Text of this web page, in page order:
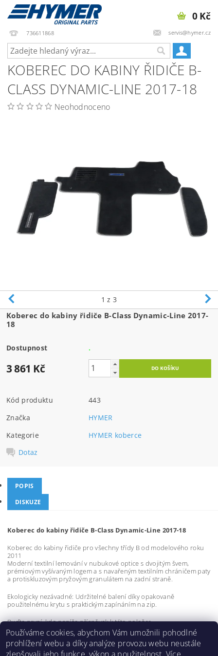
736611868 servis@hymer.cz
0 Kč
KOBEREC DO KABINY ŘIDIČE B-
CLASS DYNAMIC-LINE 2017-18
Neohodnoceno
1 z 3
Koberec do kabiny řidiče B-Class Dynamic-Line 2017-
18
Dostupnost .
3 861 Kč
Kód produktu
443
Značka
HYMER
Kategorie
HYMER koberce
Dotaz
POPIS
DISKUZE
Koberec do kabiny řidiče B-Class Dynamic-Line 2017-18
Koberec do kabiny řidiče pro všechny třídy B od modelového roku
2011
Moderní textilní lemování v nubukové optice s dvojitým švem,
prémiovým vyšívaným logem a s navařeným textilním chráničem paty
a protiskluzovým pryžovým granulátem na zadní straně.
Ekologicky nezávadné: Udržitelné balení díky opakovaně
použitelnému krytu s praktickým zapínáním na zip.
Buďte první, kdo napíše příspěvek k této položce.
Přidat komentář
Používáme cookies, abychom Vám umožnili pohodlné
prohlížení webu a díky analýze provozu webu neustále